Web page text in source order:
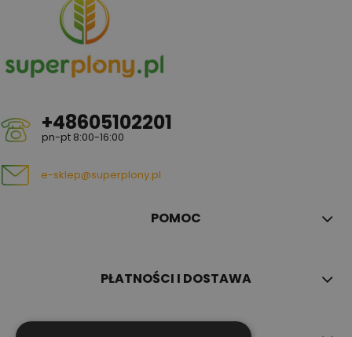
+48605102201
pn-pt 8:00-16:00
e-sklep@superplony.pl
POMOC
PŁATNOŚCI I DOSTAWA